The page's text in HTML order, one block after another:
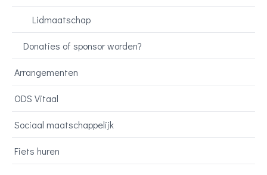
Lidmaatschap
Donaties of sponsor worden?
Arrangementen
ODS Vitaal
Sociaal maatschappelijk
Fiets huren